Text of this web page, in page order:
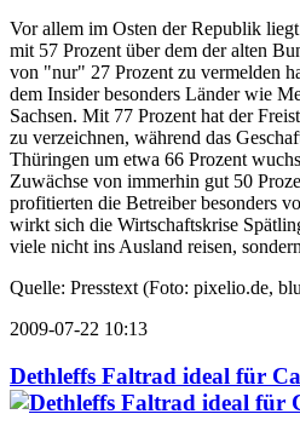
Vor allem im Osten der Republik
mit 57 Prozent über dem der alten
von "nur" 27 Prozent zu vermelden
dem Insider besonders Länder wie
Sachsen. Mit 77 Prozent hat der
zu verzeichnen, während das
Thüringen um etwa 66 Prozent
Zuwächse von immerhin gut 50
profitierten die Betreiber besonders
wirkt sich die Wirtschaftskrise
viele nicht ins Ausland reisen,
Quelle: Presstext (Foto: pixelio.de,
2009-07-22 10:13
Dethleffs Faltrad ideal für